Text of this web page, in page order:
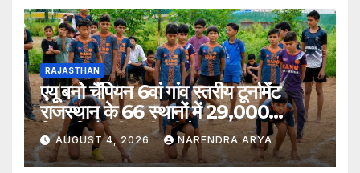
RAJASTHAN
एयू बनो चैंपियन 6वां गांव स्तरीय टूर्नामेंट
राजस्थान के 66 स्थानों में 29,000
खिलाड़ियों की भागीदारी के साथ संपन्न हुआ
AUGUST 4, 2026 NARENDRA ARYA